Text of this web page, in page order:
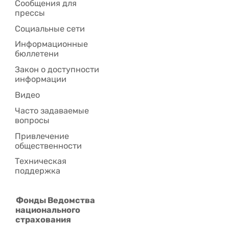
Сообщения для
прессы
Социальные сети
Информационные
бюллетени
Закон о доступности
информации
Видео
Часто задаваемые
вопросы
Привлечение
общественности
Техническая
поддержка
Фонды Ведомства
национального
страхования